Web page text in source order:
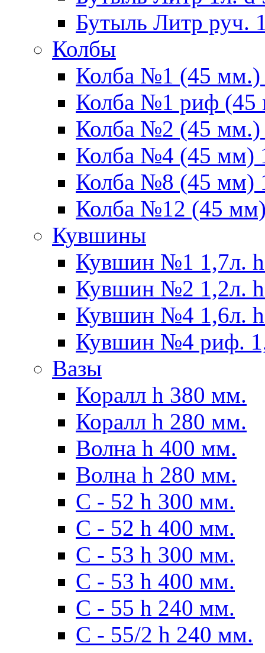
Бутыль Литр руч.
Колбы
Колба №1 (45 мм.)
Колба №1 риф (45
Колба №2 (45 мм.)
Колба №4 (45 мм)
Колба №8 (45 мм)
Колба №12 (45
Кувшины
Кувшин №1 1,7л.
Кувшин №2 1,2л.
Кувшин №4 1,6л.
Кувшин №4 риф.
Вазы
Коралл h 380 мм.
Коралл h 280 мм.
Волна h 400 мм.
Волна h 280 мм.
C - 52 h 300 мм.
C - 52 h 400 мм.
С - 53 h 300 мм.
С - 53 h 400 мм.
С - 55 h 240 мм.
С - 55/2 h 240 мм.